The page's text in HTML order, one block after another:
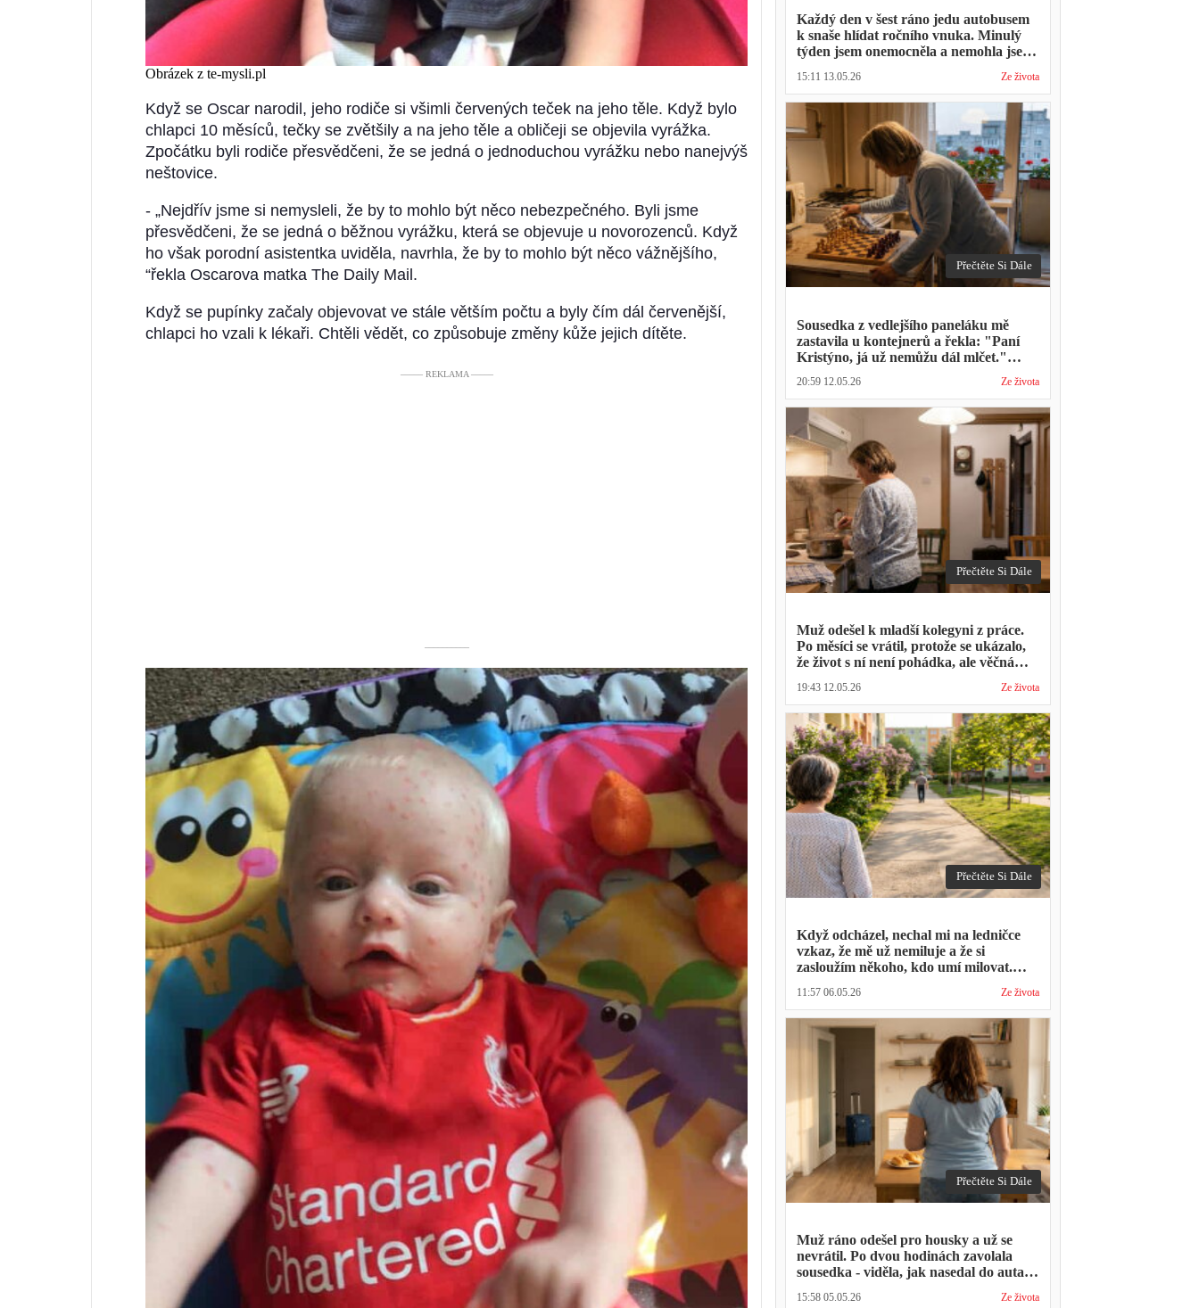
Obrázek z te-mysli.pl
Když se Oscar narodil, jeho rodiče si všimli červených teček na jeho těle. Když bylo
chlapci 10 měsíců, tečky se zvětšily a na jeho těle a obličeji se objevila vyrážka.
Zpočátku byli rodiče přesvědčeni, že se jedná o jednoduchou vyrážku nebo nanejvýš
neštovice.
- „Nejdřív jsme si nemysleli, že by to mohlo být něco nebezpečného. Byli jsme
přesvědčeni, že se jedná o běžnou vyrážku, která se objevuje u novorozenců. Když
ho však porodní asistentka uviděla, navrhla, že by to mohlo být něco vážnějšího,
“řekla Oscarova matka The Daily Mail.
Když se pupínky začaly objevovat ve stále větším počtu a byly čím dál červenější,
chlapci ho vzali k lékaři. Chtěli vědět, co způsobuje změny kůže jejich dítěte.
––––– REKLAMA –––––
––––––––––
Každý den v šest ráno jedu autobusem
k snaše hlídat ročního vnuka. Minulý
týden jsem onemocněla a nemohla jsem
den volna. Víš, kolik nás to stálo?"
15:11 13.05.26 Ze života
Přečtěte Si Dále
Sousedka z vedlejšího paneláku mě
zastavila u kontejnerů a řekla: "Paní
Kristýno, já už nemůžu dál mlčet."
manžela ve čtvrtky na lavičce před
lékárnou s tou samou ženou
20:59 12.05.26 Ze života
Přečtěte Si Dále
Muž odešel k mladší kolegyni z práce.
Po měsíci se vrátil, protože se ukázalo,
že život s ní není pohádka, ale věčná
19:43 12.05.26 Ze života
Přečtěte Si Dále
Když odcházel, nechal mi na ledničce
vzkaz, že mě už nemiluje a že si
zasloužím někoho, kdo umí milovat.
mohl přijít na nedělní oběd, protože ta
druhá ho vyhodila a nemá kde strávit
svátky
11:57 06.05.26 Ze života
Přečtěte Si Dále
Muž ráno odešel pro housky a už se
nevrátil. Po dvou hodinách zavolala
sousedka - viděla, jak nasedal do auta s
týden pomáhala balit na služební cestu
15:58 05.05.26 Ze života